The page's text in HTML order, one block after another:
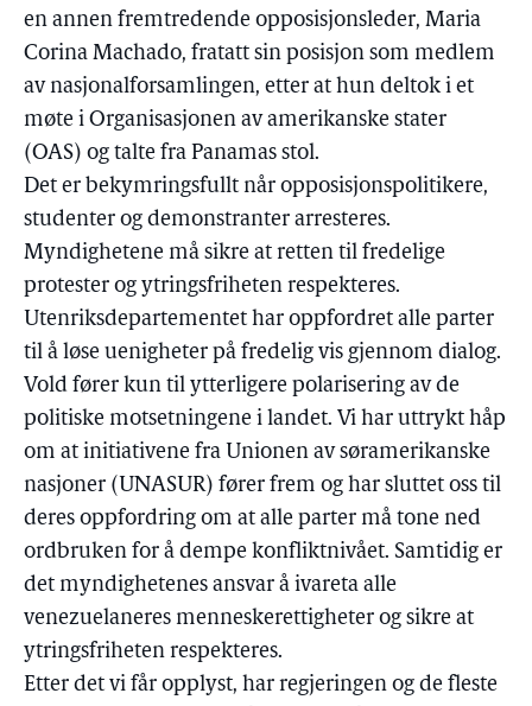
en annen fremtredende opposisjonsleder, Maria
Corina Machado, fratatt sin posisjon som medlem
av nasjonalforsamlingen, etter at hun deltok i et
møte i Organisasjonen av amerikanske stater
(OAS) og talte fra Panamas stol.
Det er bekymringsfullt når opposisjonspolitikere,
studenter og demonstranter arresteres.
Myndighetene må sikre at retten til fredelige
protester og ytringsfriheten respekteres.
Utenriksdepartementet har oppfordret alle parter
til å løse uenigheter på fredelig vis gjennom dialog.
Vold fører kun til ytterligere polarisering av de
politiske motsetningene i landet. Vi har uttrykt håp
om at initiativene fra Unionen av søramerikanske
nasjoner (UNASUR) fører frem og har sluttet oss til
deres oppfordring om at alle parter må tone ned
ordbruken for å dempe konfliktnivået. Samtidig er
det myndighetenes ansvar å ivareta alle
venezuelaneres menneskerettigheter og sikre at
ytringsfriheten respekteres.
Etter det vi får opplyst, har regjeringen og de fleste